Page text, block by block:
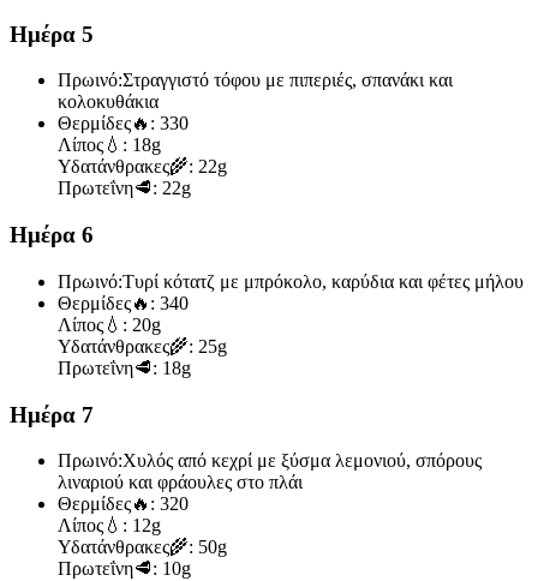
Ημέρα 5
Πρωινό:Στραγγιστό τόφου με πιπεριές, σπανάκι και
κολοκυθάκια
Θερμίδες🔥: 330
Λίπος 💧: 18g
Υδατάνθρακες🌾: 22g
Πρωτεΐνη🥩: 22g
Ημέρα 6
Πρωινό:Τυρί κότατζ με μπρόκολο, καρύδια και φέτες μήλου
Θερμίδες🔥: 340
Λίπος 💧: 20g
Υδατάνθρακες🌾: 25g
Πρωτεΐνη🥩: 18g
Ημέρα 7
Πρωινό:Χυλός από κεχρί με ξύσμα λεμονιού, σπόρους
λιναριού και φράουλες στο πλάι
Θερμίδες🔥: 320
Λίπος 💧: 12g
Υδατάνθρακες🌾: 50g
Πρωτεΐνη🥩: 10g